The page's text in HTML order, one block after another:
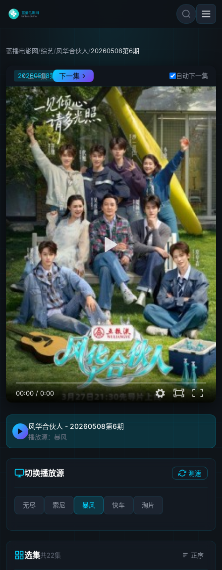
蓝播电影网/综艺/风华合伙人/20260508第6期
风华合伙人
20260508第6期
上一集 下一集 自动下一集
00:00 / 0:00
风华合伙人 - 20260508第6期
播放源：暴风
切换播放源 测速
无尽 索尼 暴风 快车 淘片
选集共22集 正序